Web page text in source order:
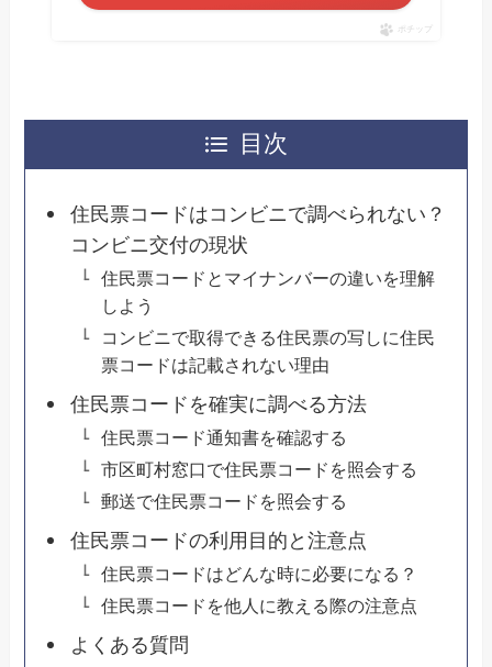
ポチップ
目次
住民票コードはコンビニで調べられない？
コンビニ交付の現状
住民票コードとマイナンバーの違いを理解
しよう
コンビニで取得できる住民票の写しに住民
票コードは記載されない理由
住民票コードを確実に調べる方法
住民票コード通知書を確認する
市区町村窓口で住民票コードを照会する
郵送で住民票コードを照会する
住民票コードの利用目的と注意点
住民票コードはどんな時に必要になる？
住民票コードを他人に教える際の注意点
よくある質問